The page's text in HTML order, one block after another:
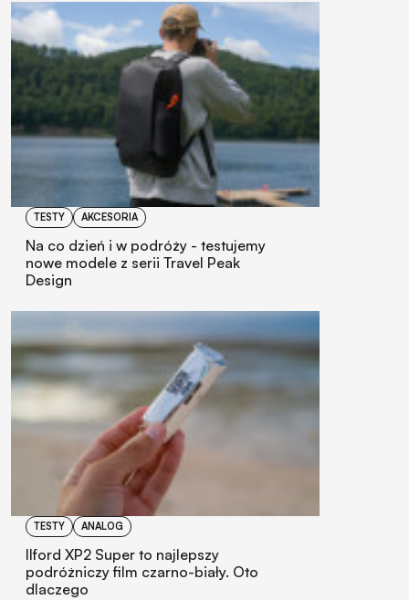
TESTY AKCESORIA
Na co dzień i w podróży - testujemy
nowe modele z serii Travel Peak
Design
TESTY ANALOG
Ilford XP2 Super to najlepszy
podróżniczy film czarno-biały. Oto
dlaczego